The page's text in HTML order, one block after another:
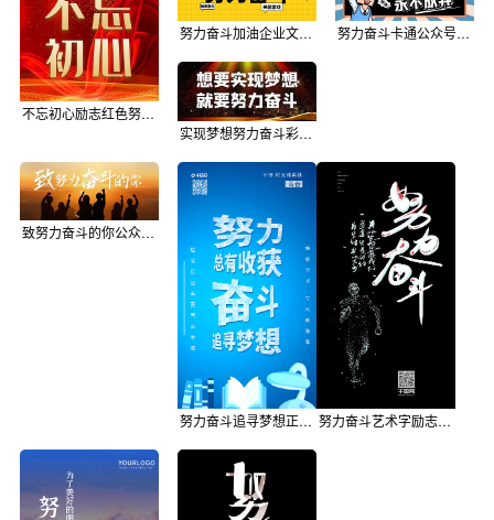
不忘初心励志红色努力奋斗公众号封面次图
努力奋斗加油企业文化公众号首图 努力奋斗卡通公众号首图
实现梦想努力奋斗彩色简约公众号首图
致努力奋斗的你公众号首图
努力奋斗追寻梦想正能量励志学习知识配图 努力奋斗艺术字励志正能量每日心语壁纸H5